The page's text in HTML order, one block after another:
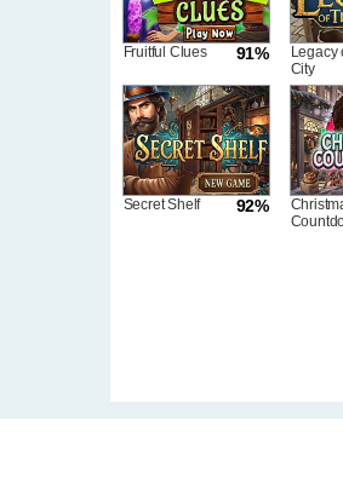
91%
Fruitful Clues
Legacy
City
92%
Secret Shelf